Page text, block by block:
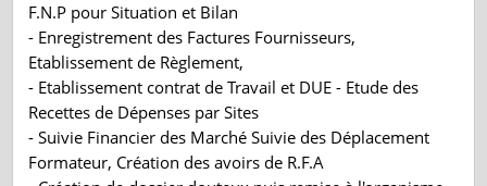
F.N.P pour Situation et Bilan
- Enregistrement des Factures Fournisseurs,
Etablissement de Règlement,
- Etablissement contrat de Travail et DUE - Etude des
Recettes de Dépenses par Sites
- Suivie Financier des Marché Suivie des Déplacement
Formateur, Création des avoirs de R.F.A